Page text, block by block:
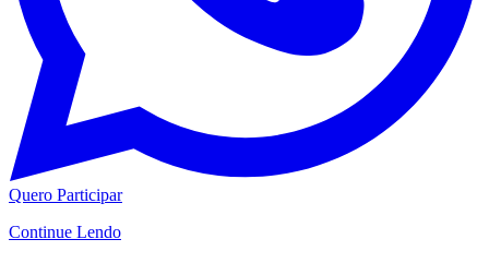
Quero Participar
Continue Lendo